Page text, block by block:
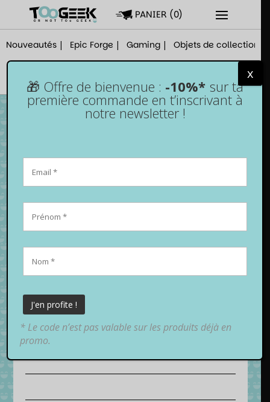
PANIER (0)
Nouveautés Epic Forge Gaming Objets de collection
🎁 Offre de bienvenue : -10%* sur ta
première commande en t’inscrivant à
notre newsletter !
* Le code n’est pas valable sur les produits déjà en
promo.
x